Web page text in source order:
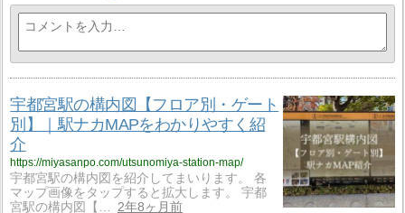
宇都宮駅の構内図【フロア別・ゲート
別】｜駅ナカMAPをわかりやすく紹
介
https://miyasanpo.com/utsunomiya-station-map/
宇都宮駅の構内図を紹介してまいります。 各
マップ画像をタップすると拡大します。 宇都
宮駅の構内図【…
2年8ヶ月前